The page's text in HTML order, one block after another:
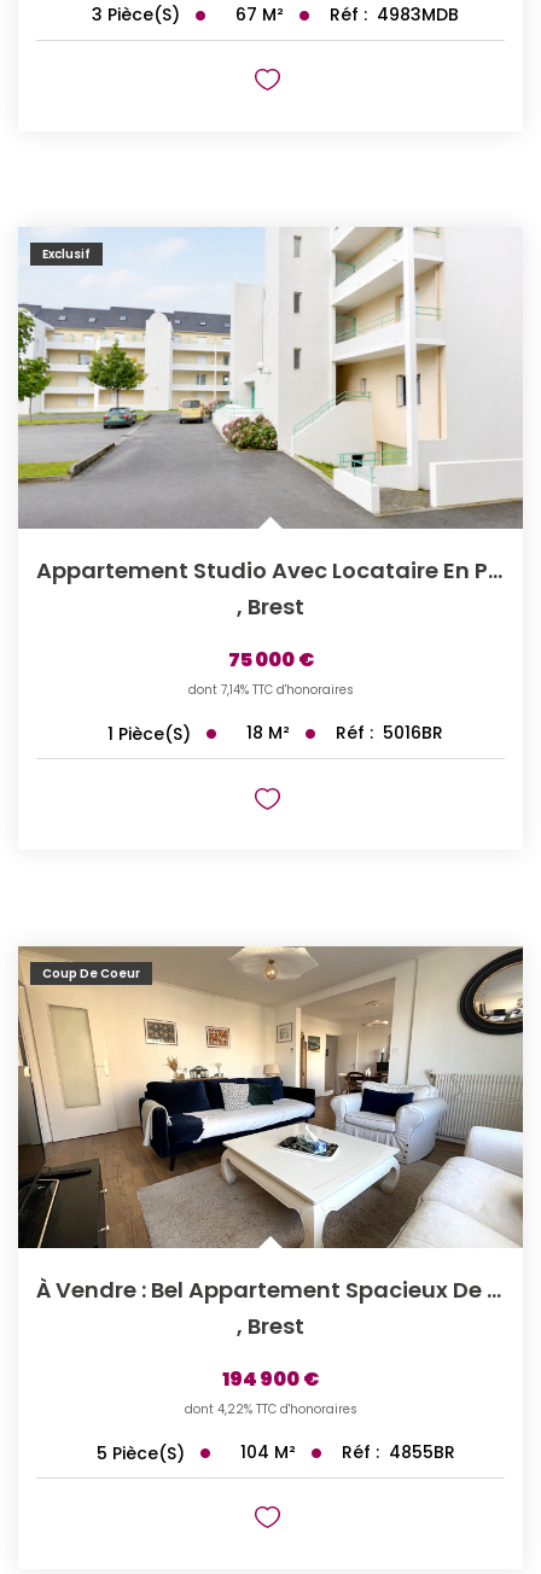
3 Pièce(s) 67 M² Réf : 4983MDB
Exclusif
Appartement Studio Avec Locataire En Place, À Vendre À...
, Brest
75 000 €
dont 7,14% TTC d'honoraires
1 Pièce(s) 18 M² Réf : 5016BR
Coup De Coeur
À Vendre : Bel Appartement Spacieux De 5 Pièces À Brest,...
, Brest
194 900 €
dont 4,22% TTC d'honoraires
5 Pièce(s) 104 M² Réf : 4855BR